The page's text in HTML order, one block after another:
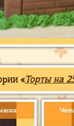
«Торты на